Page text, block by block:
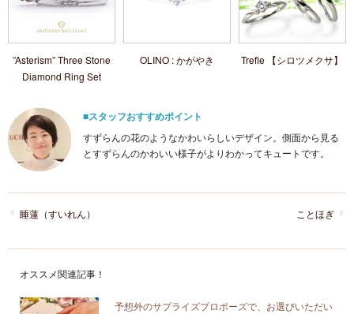
”Asterism” Three Stone
Diamond Ring Set
OLINO : かがやき Trefle 【シロツメクサ】
■スタッフおすすめポイント
すずらんの花のようなかわいらしいデザイン。側面から見る
とすずらんのかわいい様子がよりわかってキュートです。
ことほぎ
睡蓮（すいれん）
オススメ関連記事！
予想外のサプライズプロポーズで、お選びいただい